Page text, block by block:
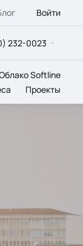
Войти
232-0023
Softline
Проекты